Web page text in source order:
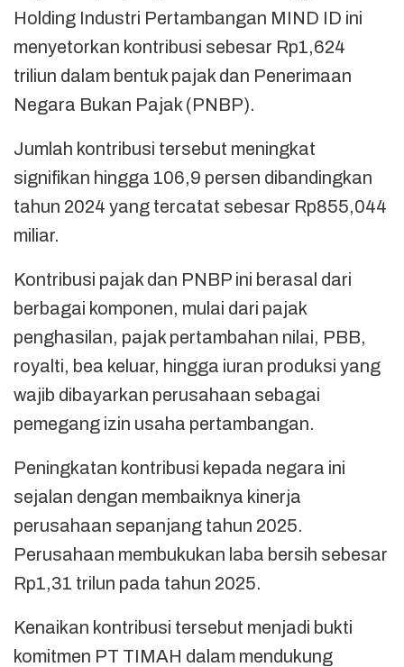
Holding Industri Pertambangan MIND ID ini
menyetorkan kontribusi sebesar Rp1,624
triliun dalam bentuk pajak dan Penerimaan
Negara Bukan Pajak (PNBP).
Jumlah kontribusi tersebut meningkat
signifikan hingga 106,9 persen dibandingkan
tahun 2024 yang tercatat sebesar Rp855,044
miliar.
Kontribusi pajak dan PNBP ini berasal dari
berbagai komponen, mulai dari pajak
penghasilan, pajak pertambahan nilai, PBB,
royalti, bea keluar, hingga iuran produksi yang
wajib dibayarkan perusahaan sebagai
pemegang izin usaha pertambangan.
Peningkatan kontribusi kepada negara ini
sejalan dengan membaiknya kinerja
perusahaan sepanjang tahun 2025.
Perusahaan membukukan laba bersih sebesar
Rp1,31 trilun pada tahun 2025.
Kenaikan kontribusi tersebut menjadi bukti
komitmen PT TIMAH dalam mendukung